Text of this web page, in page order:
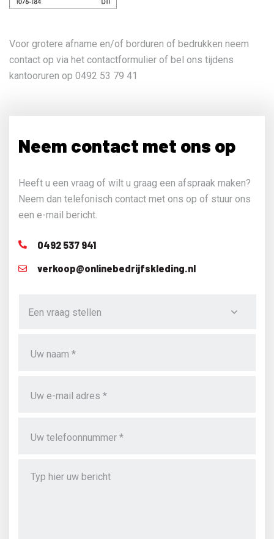
Voor grotere afname en/of borduren of bedrukken neem
contact op via het contactformulier of bel ons tijdens
kantooruren op 0492 53 79 41
Neem contact met ons op
Heeft u een vraag of wilt u graag een afspraak maken?
Neem dan telefonisch contact met ons op of stuur ons
een e-mail bericht.
0492 537 941
verkoop@onlinebedrijfskleding.nl